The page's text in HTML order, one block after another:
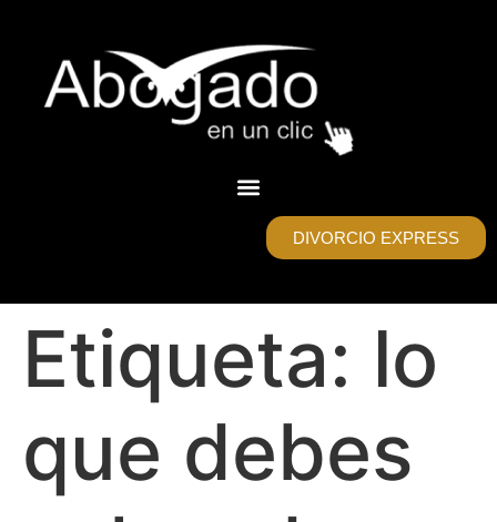
DIVORCIO EXPRESS
Etiqueta: lo
que debes